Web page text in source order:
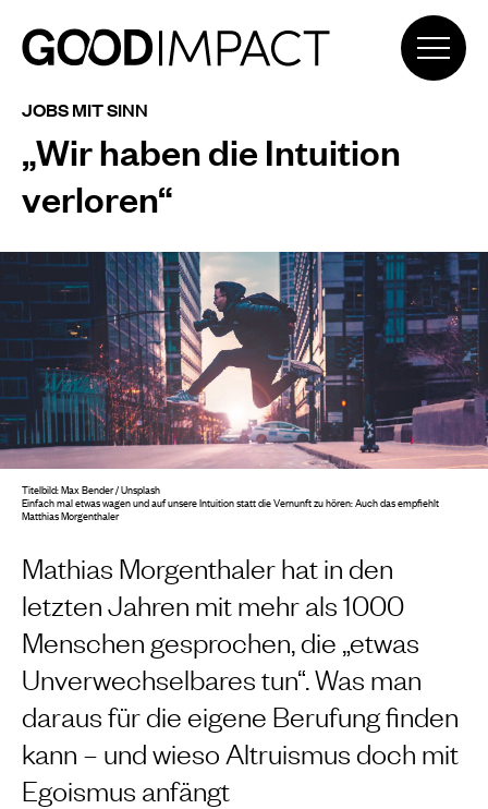
JOBS MIT SINN
„Wir haben die Intuition
verloren“
Mathias Morgenthaler hat in den
letzten Jahren mit mehr als 1000
Menschen gesprochen, die „etwas
Unverwechselbares tun“. Was man
daraus für die eigene Berufung finden
kann – und wieso Altruismus doch mit
Egoismus anfängt
Titelbild:Max Bender / Unsplash
Einfach mal etwas wagen und auf unsere Intuition statt die Vernunft zu hören: Auch das empfiehlt
Matthias Morgenthaler